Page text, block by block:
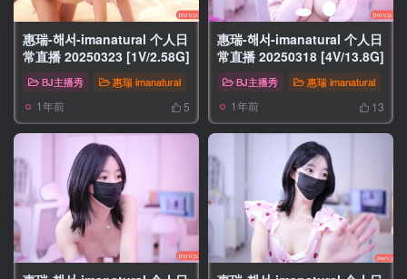
惠瑞-해서-imanatural 个人日
常直播 20250323 [1V/2.58G]
BJ主播秀 惠瑞 imanatural
1年前 5
惠瑞-해서-imanatural 个人日
常直播 20250318 [4V/13.8G]
BJ主播秀 惠瑞 imanatural
1年前 13